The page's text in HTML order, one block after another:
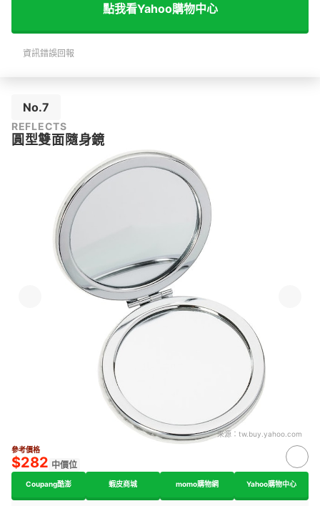
點我看Yahoo購物中心
資訊錯誤回報
No.7
REFLECTS
圓型雙面隨身鏡
來源： tw.buy.yahoo.com
參考價格
$282 中價位
Coupang酷澎 蝦皮商城 momo購物網 Yahoo購物中心